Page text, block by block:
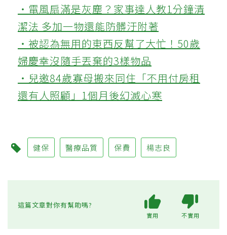
‧電風扇滿是灰塵？家事達人教1分鐘清
潔法 多加一物還能防髒汙附著
‧被認為無用的東西反幫了大忙！50歲
婦慶幸沒隨手丟棄的3樣物品
‧兒邀84歲寡母搬來同住「不用付房租
還有人照顧」1個月後幻滅心寒
健保 醫療品質 保費 楊志良
這篇文章對你有幫助嗎?
實用 不實用